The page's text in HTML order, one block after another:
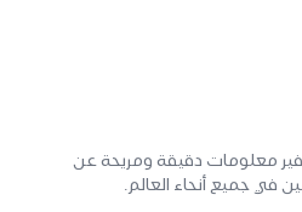
معلومات دقيقة ومريحة عن
في جميع أنحاء العالم.